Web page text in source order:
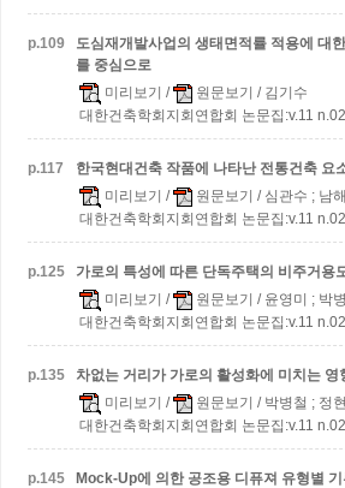
p.109 도심재개발사업의 생태면적률 적용에 대
를 중심으로
미리보기 / 원문보기 / 김기수
대한건축학회지회연합회 논문집:v.11
p.117
한국현대건축 작품에 나타난 전통건축 요
미리보기 / 원문보기 / 심관수 ; 남
대한건축학회지회연합회 논문집:v.11
p.125 가로의 특성에 따른 단독주택의 비주거용
미리보기 / 원문보기 / 윤영미 ; 박
대한건축학회지회연합회 논문집:v.11
p.135 차없는 거리가 가로의 활성화에 미치는 영
미리보기 / 원문보기 / 박병철 ; 정
대한건축학회지회연합회 논문집:v.11
p.145
Mock-Up에 의한 공조용 디퓨져 유형별 기